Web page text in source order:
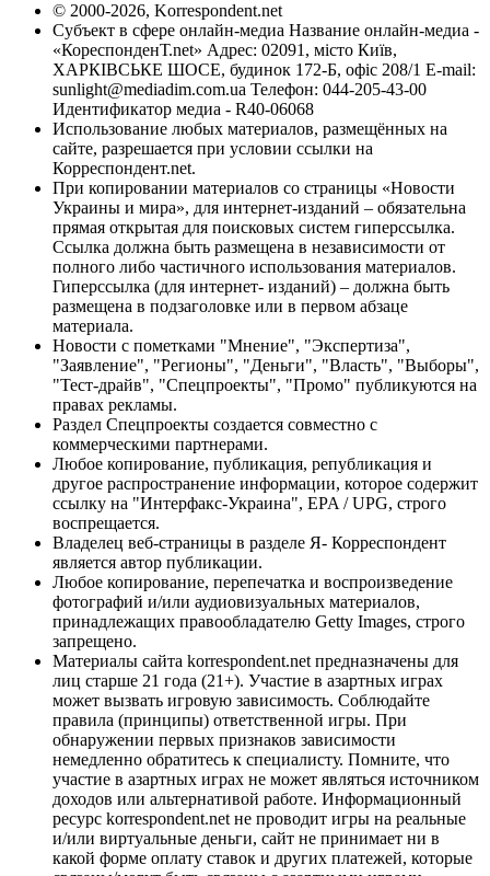
© 2000-2026, Korrespondent.net
Субъект в сфере онлайн-медиа Название онлайн-медиа -
«КореспонденТ.net» Адрес: 02091, місто Київ,
ХАРКІВСЬКЕ ШОСЕ, будинок 172-Б, офіс 208/1 E-mail:
sunlight@mediadim.com.ua Телефон: 044-205-43-00
Идентификатор медиа - R40-06068
Использование любых материалов, размещённых на
сайте, разрешается при условии ссылки на
Корреспондент.net.
При копировании материалов со страницы «Новости
Украины и мира», для интернет-изданий – обязательна
прямая открытая для поисковых систем гиперссылка.
Ссылка должна быть размещена в независимости от
полного либо частичного использования материалов.
Гиперссылка (для интернет- изданий) – должна быть
размещена в подзаголовке или в первом абзаце
материала.
Новости с пометками "Мнение", "Экспертиза",
"Заявление", "Регионы", "Деньги", "Власть", "Выборы",
"Тест-драйв", "Спецпроекты", "Промо" публикуются на
правах рекламы.
Раздел Спецпроекты создается совместно с
коммерческими партнерами.
Любое копирование, публикация, републикация и
другое распространение информации, которое содержит
ссылку на "Интерфакс-Украина", EPA / UPG, строго
воспрещается.
Владелец веб-страницы в разделе Я- Корреспондент
является автор публикации.
Любое копирование, перепечатка и воспроизведение
фотографий и/или аудиовизуальных материалов,
принадлежащих правообладателю Getty Images, строго
запрещено.
Материалы сайта korrespondent.net предназначены для
лиц старше 21 года (21+). Участие в азартных играх
может вызвать игровую зависимость. Соблюдайте
правила (принципы) ответственной игры. При
обнаружении первых признаков зависимости
немедленно обратитесь к специалисту. Помните, что
участие в азартных играх не может являться источником
доходов или альтернативой работе. Информационный
ресурс korrespondent.net не проводит игры на реальные
и/или виртуальные деньги, сайт не принимает ни в
какой форме оплату ставок и других платежей, которые